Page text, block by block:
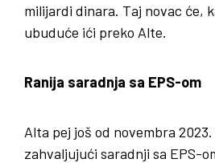
milijardi dinara. Taj novac će,
ubuduće ići preko Alte.
Ranija saradnja sa EPS-om
Alta pej još od novembra
zahvaljujući saradnji sa EPS-